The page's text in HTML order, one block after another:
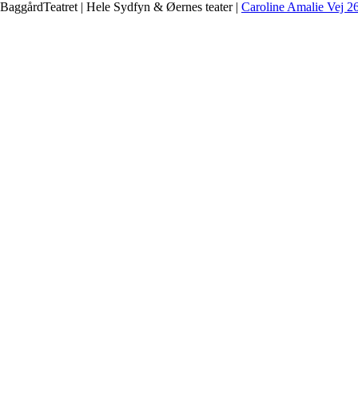
BaggårdTeatret | Hele Sydfyn & Øernes teater | Caroline Amalie Vej